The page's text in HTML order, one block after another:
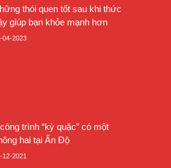
thói quen tốt sau khi thức
giúp bạn khỏe mạnh hơn
04-2023
trình “kỳ quặc” có một
hai tại Ấn Độ
12-2021